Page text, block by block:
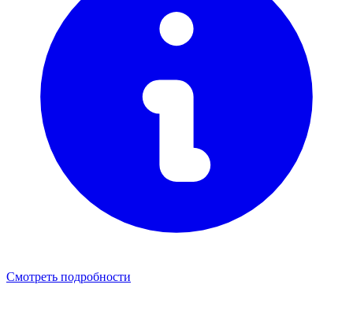
Смотреть подробности